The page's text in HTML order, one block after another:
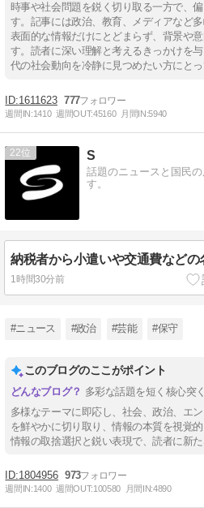
時事や社会問題を鋭く切り取る一方で、
す。記事には政治、教育、メディアなど
表面的な情報だけにとどまらず、背景や
す。読者に深い理解と考えるきっかけを
代の社会動向を冷静に見つめたい方にとっ
1611623 777
週間IN:1410 週間OUT:45160 月間IN:5940
22 S
話題のニュースと国民
す。
1時間30分前
#ニュース #政治 #芸能 #保守
このブログのここがポイント
多彩な話題を短く核心突
多様なテーマに即応し、社会、政治、エ
を鮮やかに切り取り、情報の本質を視覚
情報の取捨選択と鋭い表現で、読者に新た
1804956 973
週間IN:1400 週間OUT:100580 月間IN:4890